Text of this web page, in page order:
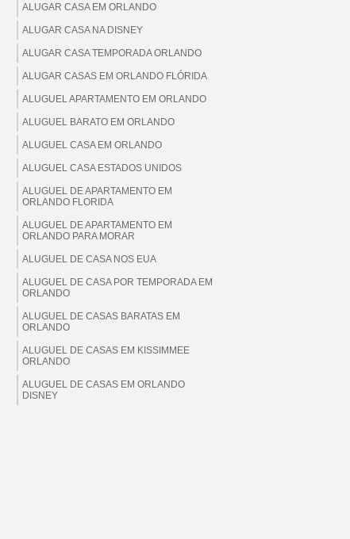
ALUGAR CASA EM ORLANDO
ALUGAR CASA NA DISNEY
ALUGAR CASA TEMPORADA ORLANDO
ALUGAR CASAS EM ORLANDO FLÓRIDA
ALUGUEL APARTAMENTO EM ORLANDO
ALUGUEL BARATO EM ORLANDO
ALUGUEL CASA EM ORLANDO
ALUGUEL CASA ESTADOS UNIDOS
ALUGUEL DE APARTAMENTO EM
ORLANDO FLORIDA
ALUGUEL DE APARTAMENTO EM
ORLANDO PARA MORAR
ALUGUEL DE CASA NOS EUA
ALUGUEL DE CASA POR TEMPORADA EM
ORLANDO
ALUGUEL DE CASAS BARATAS EM
ORLANDO
ALUGUEL DE CASAS EM KISSIMMEE
ORLANDO
ALUGUEL DE CASAS EM ORLANDO
DISNEY